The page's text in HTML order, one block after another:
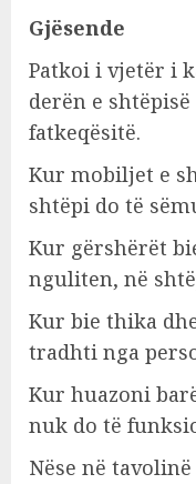
Gjësende
Patkoi i vjetër i
derën e
fatkeqësitë.
Kur mobiljet e
shtëpi do të
Kur gërshërët
nguliten, në
Kur bie thika
tradhti nga
Kur huazoni
nuk do të
Nëse në